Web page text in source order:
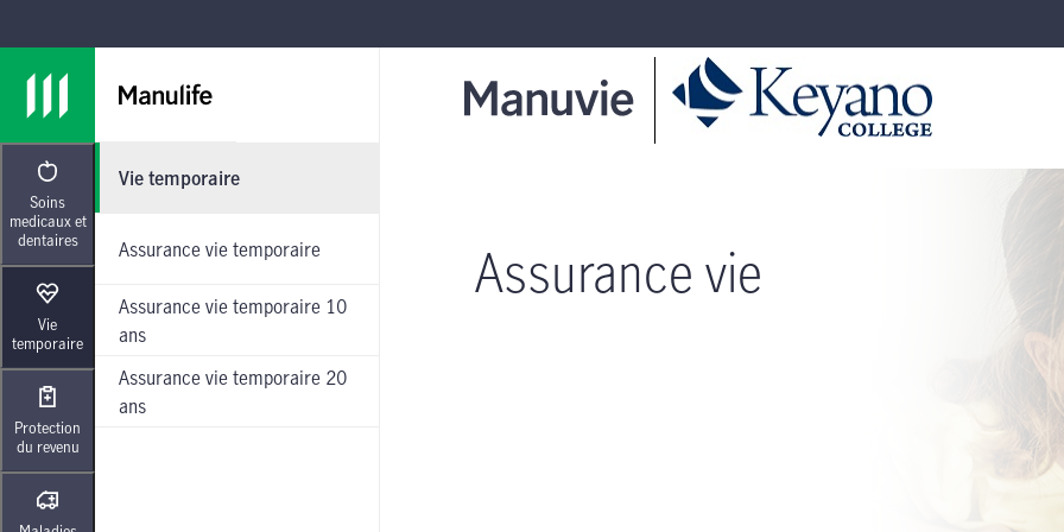
Soins
medicaux et
dentaires
Vie
temporaire
Vie temporaire
Assurance vie temporaire
Assurance vie temporaire 10
ans
Assurance vie temporaire 20
ans
Protection
du revenu
Assurance vie